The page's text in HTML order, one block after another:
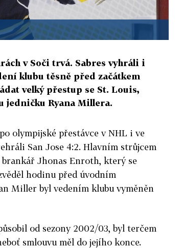
v Soči trvá. Sabres vyhráli i
klubu těsně před začátkem
velký přestup se St. Louis,
jedničku Ryana Millera.
olympijské přestávce v NHL i ve
San Jose 4:2. Hlavním strůjcem
brankář Jhonas Enroth, který se
hodinu před úvodním
Miller byl vedením klubu vyměněn
od sezony 2002/03, byl terčem
smlouvu měl do jejího konce.